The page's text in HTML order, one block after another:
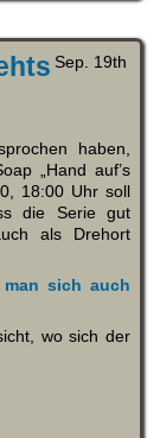
Sep. 19th
haben,
„Hand auf’s
18:00 Uhr soll
die Serie gut
als Drehort
sich auch
wo sich der